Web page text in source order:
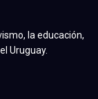
la educación,
Uruguay.